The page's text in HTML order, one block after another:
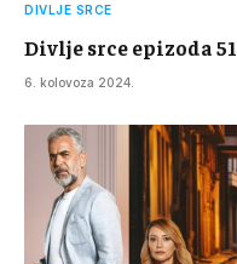
DIVLJE SRCE
Divlje srce epizoda 51
6. kolovoza 2024.